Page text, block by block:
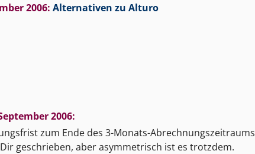
2006: Alternativen zu Alturo
2006:
zum Ende des 3-Monats-Abrechnungszeitraums
geschrieben, aber asymmetrisch ist es trotzdem.